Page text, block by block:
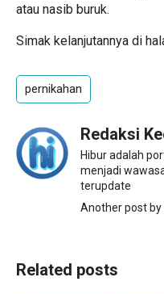
atau nasib buruk.
Simak kelanjutannya di
pernikahan
Redaksi
Hibur adalah
menjadi
terupdate
Another post by
Related posts